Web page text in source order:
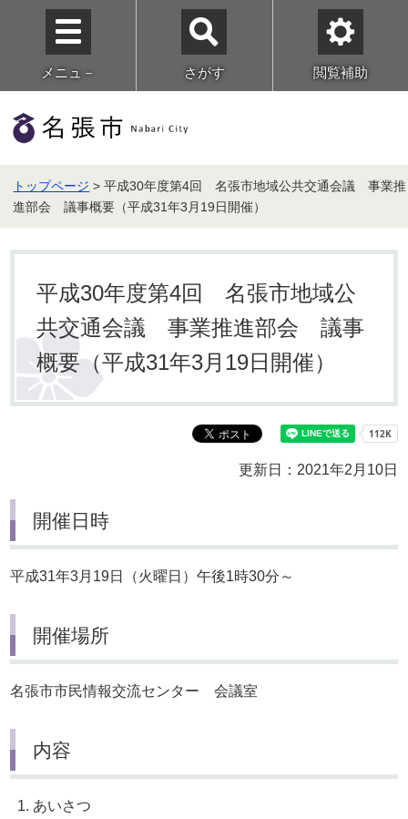
メニュ－ さがす 閲覧補助
トップページ > 平成30年度第4回 名張市地域公共交通会議 事業推
進部会 議事概要（平成31年3月19日開催）
平成30年度第4回 名張市地域公
共交通会議 事業推進部会 議事
概要（平成31年3月19日開催）
更新日：2021年2月10日
開催日時
平成31年3月19日（火曜日）午後1時30分～
開催場所
名張市市民情報交流センター 会議室
内容
1. あいさつ